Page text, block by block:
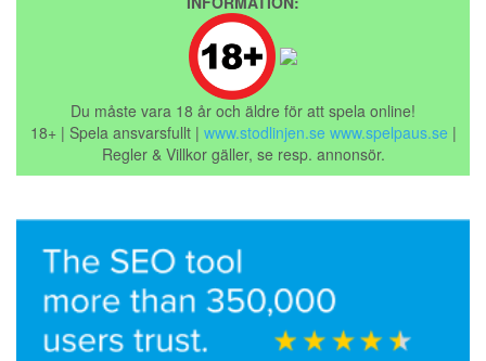
Du måste vara 18 år och äldre för att spela online!
18+ | Spela ansvarsfullt | www.stodlinjen.se www.spelpaus.se |
Regler & Villkor gäller, se resp. annonsör.